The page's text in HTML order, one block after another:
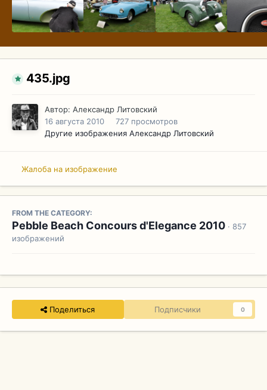
435.jpg
Автор: Александр Литовский
16 августа 2010
727 просмотров
Другие изображения Александр Литовский
Жалоба на изображение
FROM THE CATEGORY:
Pebble Beach Concours d'Elegance 2010 · 857
изображений
Поделиться Подписчики 0